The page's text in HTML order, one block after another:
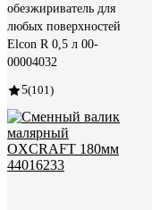
обезжириватель для
любых поверхностей
Elcon R 0,5 л 00-
00004032
5(101)